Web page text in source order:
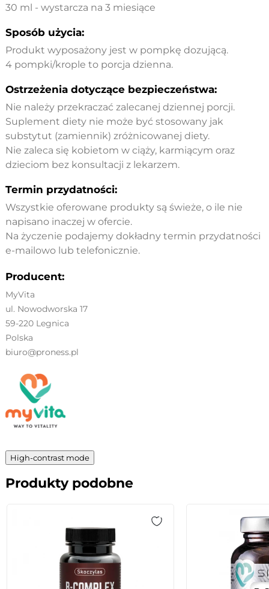
30 ml - wystarcza na 3 miesiące
Sposób użycia:
Produkt wyposażony jest w pompkę dozującą.
4 pompki/krople to porcja dzienna.
Ostrzeżenia dotyczące bezpieczeństwa:
Nie należy przekraczać zalecanej dziennej porcji.
Suplement diety nie może być stosowany jak
substytut (zamiennik) zróżnicowanej diety.
Nie zaleca się kobietom w ciąży, karmiącym oraz
dzieciom bez konsultacji z lekarzem.
Termin przydatności:
Wszystkie oferowane produkty są świeże, o ile nie
napisano inaczej w ofercie.
Na życzenie podajemy dokładny termin przydatności
e-mailowo lub telefonicznie.
Producent:
MyVita
ul. Nowodworska 17
59-220 Legnica
Polska
biuro@proness.pl
High-contrast mode
Produkty podobne